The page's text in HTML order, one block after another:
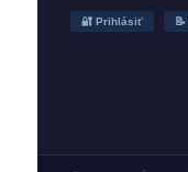
🔐 Prihlásiť